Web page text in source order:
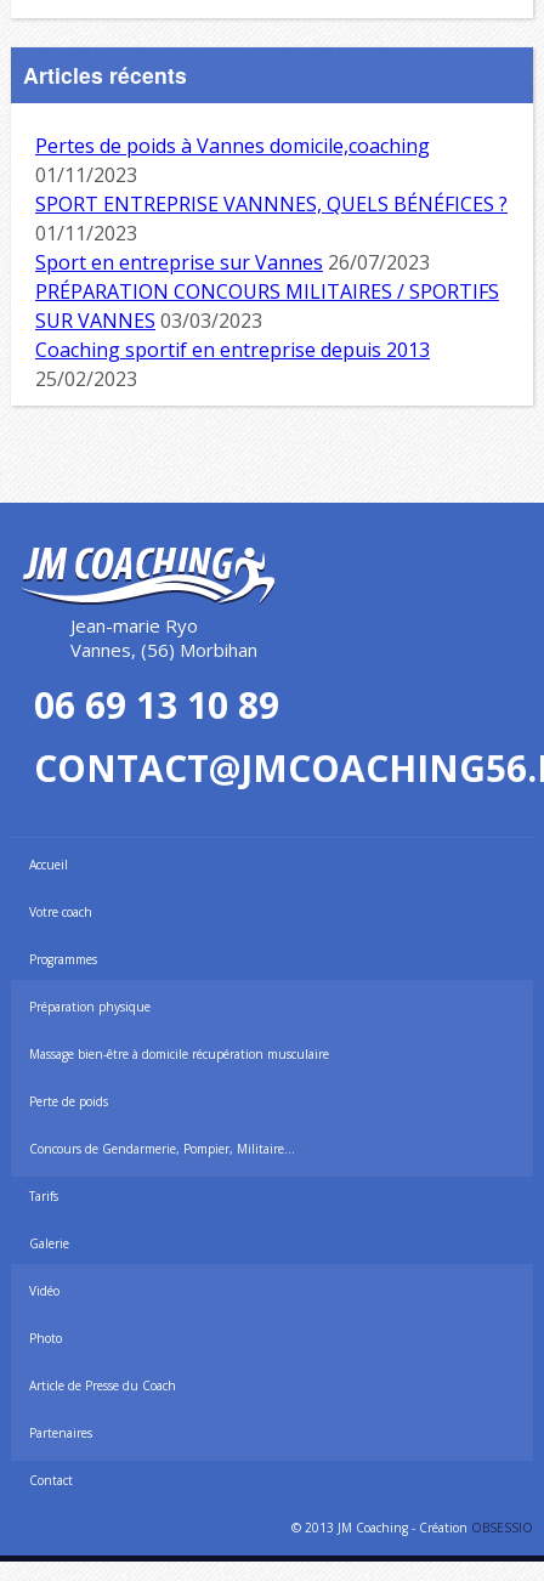
Articles récents
Pertes de poids à Vannes domicile,coaching
01/11/2023
SPORT ENTREPRISE VANNNES, QUELS BÉNÉFICES ?
01/11/2023
Sport en entreprise sur Vannes 26/07/2023
PRÉPARATION CONCOURS MILITAIRES / SPORTIFS
SUR VANNES 03/03/2023
Coaching sportif en entreprise depuis 2013
25/02/2023
Jean-marie Ryo
Vannes, (56) Morbihan
06 69 13 10 89
Accueil
Votre coach
Programmes
Préparation physique
Massage bien-être à domicile récupération musculaire
Perte de poids
Concours de Gendarmerie, Pompier, Militaire…
Tarifs
Galerie
Vidéo
Photo
Article de Presse du Coach
Partenaires
Contact
© 2013 JM Coaching - Création OBSESSIO